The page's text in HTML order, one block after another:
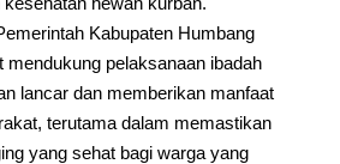
Kabupaten Humbang
mendukung pelaksanaan ibadah
lancar dan memberikan manfaat
terutama dalam memastikan
yang sehat bagi warga yang